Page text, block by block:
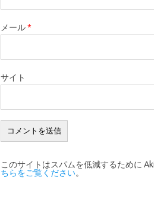
メール*
サイト
このサイトはスパムを低減するために
ちらをご覧ください。